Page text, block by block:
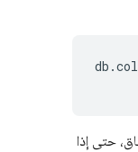
حتى إذا